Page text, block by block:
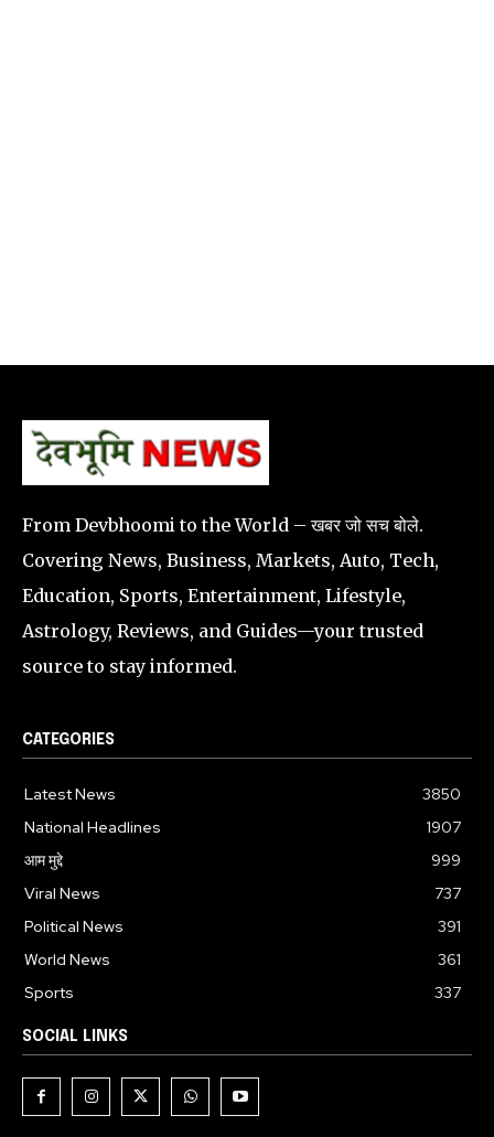
From Devbhoomi to the World – खबर जो सच बोले.
Covering News, Business, Markets, Auto, Tech,
Education, Sports, Entertainment, Lifestyle,
Astrology, Reviews, and Guides—your trusted
source to stay informed.
CATEGORIES
Latest News
3850
National Headlines
1907
आम मुद्दे
999
Viral News
737
Political News
391
World News
361
Sports
337
SOCIAL LINKS